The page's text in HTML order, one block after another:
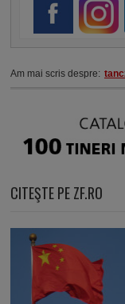
Am mai scris despre:
CITEŞTE PE ZF.RO